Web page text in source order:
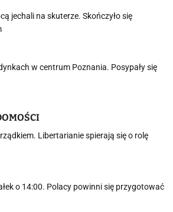
jechali na skuterze. Skończyło się
w centrum Poznania. Posypały się
Libertarianie spierają się o rolę
o 14:00. Polacy powinni się przygotować